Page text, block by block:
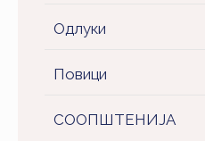
Одлуки
Повици
СООПШТЕНИJA